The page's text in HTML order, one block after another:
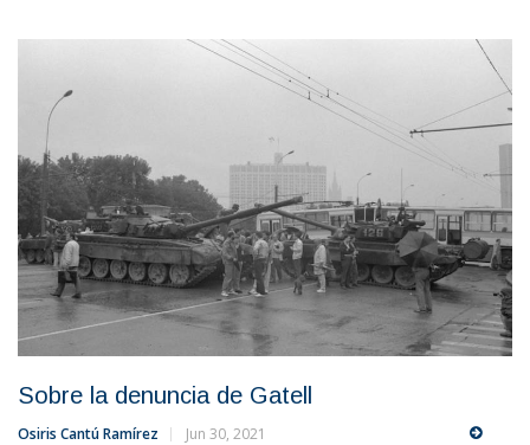
Sobre la denuncia de Gatell
Osiris Cantú Ramírez Jun 30, 2021